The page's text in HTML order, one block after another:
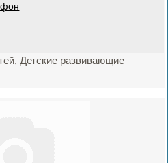
Детские развивающие